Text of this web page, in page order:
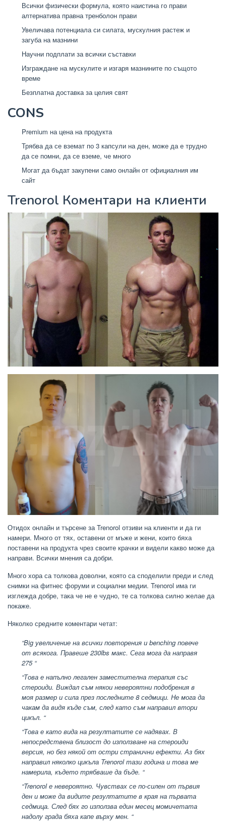
Всички физически формула, която наистина го прави
алтернатива правна тренболон прави
Увеличава потенциала си силата, мускулния растеж и
загуба на мазнини
Научни подплати за всички съставки
Изграждане на мускулите и изгаря мазнините по същото
време
Безплатна доставка за целия свят
CONS
Premium на цена на продукта
Трябва да се вземат по 3 капсули на ден, може да е трудно
да се помни, да се вземе, че много
Могат да бъдат закупени само онлайн от официалния им
сайт
Trenorol Коментари на клиенти
Отидох онлайн и търсене за Trenorol отзиви на клиенти и да ги
намери. Много от тях, оставени от мъже и жени, които бяха
поставени на продукта чрез своите крачки и видели какво може да
направи. Всички мнения са добри.
Много хора са толкова доволни, която са споделили преди и след
снимки на фитнес форуми и социални медии. Trenorol има ги
изглежда добре, така че не е чудно, те са толкова силно желае да
покаже.
Няколко средните коментари четат:
“Big увеличение на всички повторения и benching повече
от всякога. Правеше 230lbs макс. Сега мога да направя
275 “
“Това е напълно легален заместителна терапия със
стероиди. Виждал съм някои невероятни подобрения в
моя размер и сила през последните 8 седмици. Не мога да
чакам да видя къде съм, след като съм направил втори
цикъл. “
“Това е като вида на резултатите се надявах. В
непосредствена близост до използване на стероиди
версия, но без някой от остри странични ефекти. Аз бях
направил няколко цикъла Trenorol тази година и това ме
намерила, където трябваше да бъде. “
“Trenorol е невероятно. Чувствах се по-силен от първия
ден и може да видите резултатите в края на първата
седмица. След бях го използва един месец момичетата
надолу града бяха капе върху мен. “